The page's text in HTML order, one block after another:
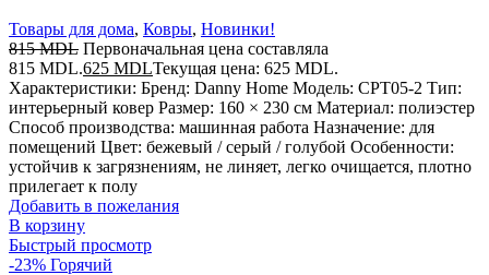
Товары для дома, Ковры, Новинки!
815MDL Первоначальная цена составляла
815 MDL.625 MDLТекущая цена: 625 MDL.
Характеристики: Бренд: Danny Home Модель: CPT05-2 Тип:
интерьерный ковер Размер: 160 × 230 см Материал: полиэстер
Способ производства: машинная работа Назначение: для
помещений Цвет: бежевый / серый / голубой Особенности:
устойчив к загрязнениям, не линяет, легко очищается, плотно
прилегает к полу
Добавить в пожелания
В корзину
Быстрый просмотр
-23% Горячий